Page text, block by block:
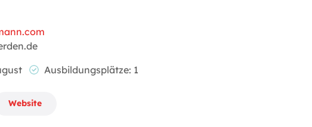
Ausbildungsplätze: 1
Website